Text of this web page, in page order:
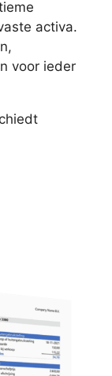
activa.
voor ieder